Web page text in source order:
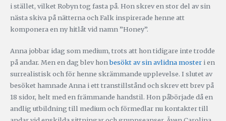
i stället, vilket Robyn tog fasta på. Hon skrev en stor del av sin
nästa skiva på nätterna och Falk inspirerade henne att
komponera en ny hitlåt vid namn ”Honey”.
Anna jobbar idag som medium, trots att hon tidigare inte trodde
på andar. Men en dag blev honbesökt av sin avlidna moster i en
surrealistisk och för henne skrämmande upplevelse. I slutet av
besöket hamnade Anna i ett transtillstånd och skrev ett brev på
18 sidor, helt med en främmande handstil. Hon påbörjade då en
andlig utbildning till medium och förmedlar nu kontakter till